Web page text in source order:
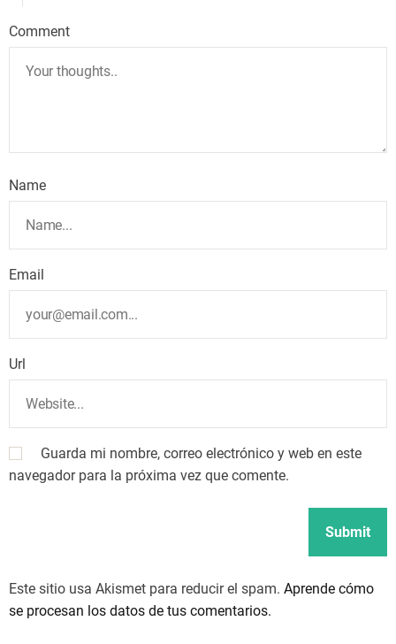
Comment
Name
Email
Url
Guarda mi nombre, correo electrónico y web en este
navegador para la próxima vez que comente.
Este sitio usa Akismet para reducir el spam. Aprende cómo
se procesan los datos de tus comentarios.